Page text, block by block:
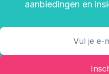
aanbiedingen en